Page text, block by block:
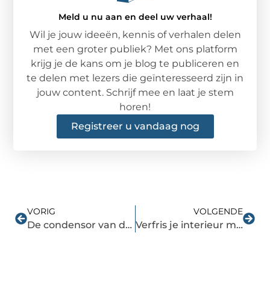
Meld u nu aan en deel uw verhaal!
Wil je jouw ideeën, kennis of verhalen delen
met een groter publiek? Met ons platform
krijg je de kans om je blog te publiceren en
te delen met lezers die geïnteresseerd zijn in
jouw content. Schrijf mee en laat je stem
horen!
Registreer u vandaag nog
VORIG
De condensor van de airco goed verzorgen met tips van een specialist uit Noord-Brabant
VOLGENDE
Verfris je interieur met de tijdloze accessoires uit de Madam Stoltz webshop